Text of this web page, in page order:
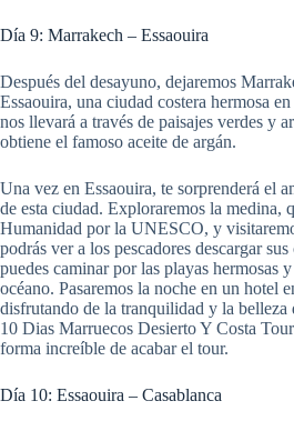
Día 9: Marrakech – Essaouira
Después del desayuno, dejaremos
Essaouira, una ciudad costera hermosa
nos llevará a través de paisajes verdes y
obtiene el famoso aceite de argán.
Una vez en Essaouira, te sorprenderá el
de esta ciudad. Exploraremos la medina,
Humanidad por la UNESCO, y
podrás ver a los pescadores descargar
puedes caminar por las playas hermosas
océano. Pasaremos la noche en un hotel
disfrutando de la tranquilidad y la belleza
10 Dias Marruecos Desierto Y Costa
forma increíble de acabar el tour.
Día 10: Essaouira – Casablanca